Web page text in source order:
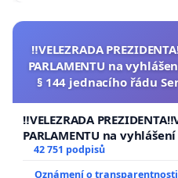
‼️VELEZRADA
PARLAMENTU na
§ 144 jednacího řádu
‼️VELEZRADA
PARLAMENTU na
144 jednacího řádu
42 751 podpisů
Oznámení o transparentnosti